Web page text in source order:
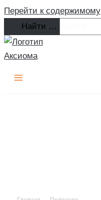
Перейти к содержимому
Найти …